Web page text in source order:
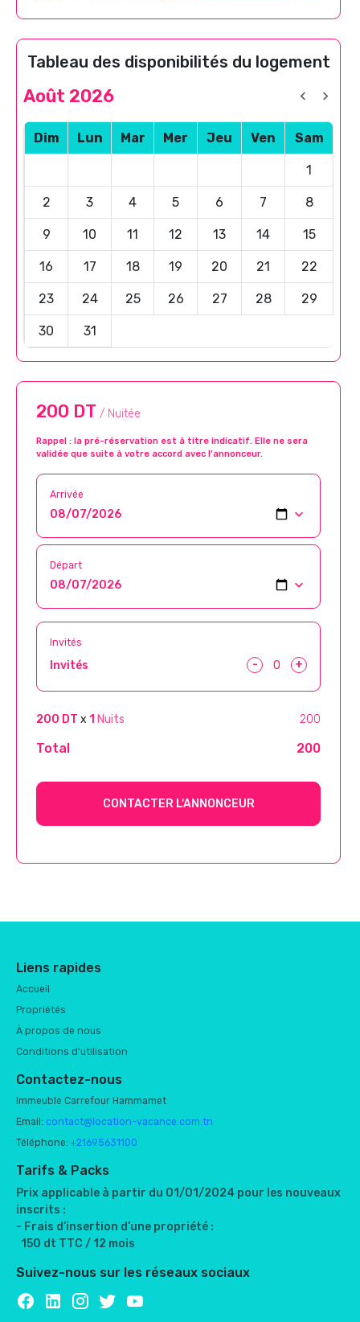
Tableau des disponibilités du logement
Août 2026
Dim Lun Mar Mer Jeu Ven Sam
1
2 3 4 5 6 7 8
9 10 11 12 13 14 15
16 17 18 19 20 21 22
23 24 25 26 27 28 29
30 31
200 DT / Nuitée
Rappel : la pré-réservation est à titre indicatif. Elle ne sera
validée que suite à votre accord avec l’annonceur.
Arrivée
Départ
Invités
Invités - +
200 DT x 1 Nuits 200
Total 200
CONTACTER L'ANNONCEUR
Liens rapides
Accueil
Propriétés
À propos de nous
Conditions d'utilisation
Contactez-nous
Immeuble Carrefour Hammamet
Email: contact@location-vacance.com.tn
Téléphone: +21695631100
Tarifs & Packs
Prix applicable à partir du 01/01/2024 pour les nouveaux
inscrits :
- Frais d’insertion d’une propriété :
150 dt TTC / 12 mois
Suivez-nous sur les réseaux sociaux